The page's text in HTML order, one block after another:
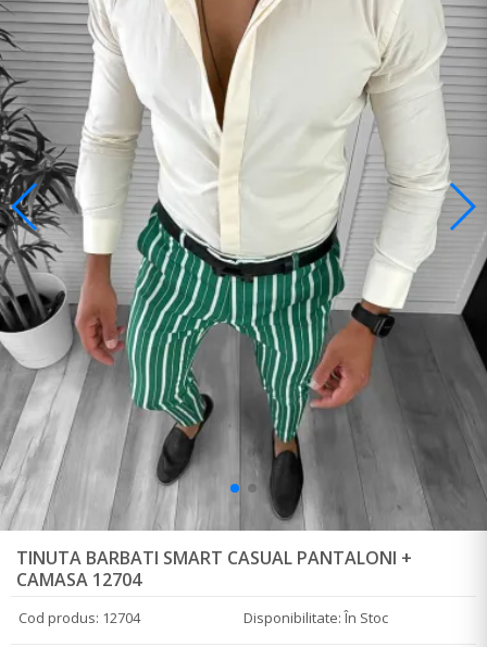
TINUTA BARBATI SMART CASUAL PANTALONI +
CAMASA 12704
Cod produs: 12704 Disponibilitate: În Stoc